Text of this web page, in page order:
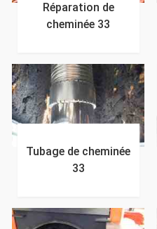
Réparation de
cheminée 33
Tubage de cheminée
33